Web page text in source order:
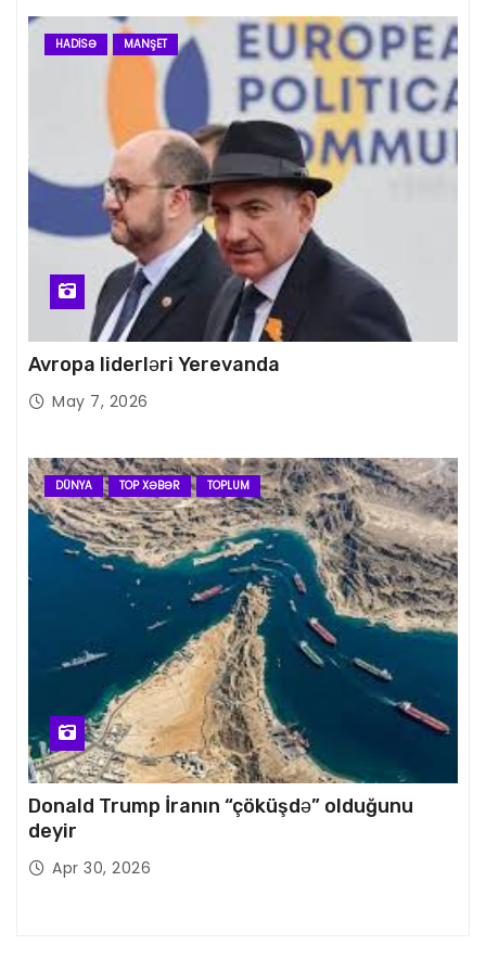
HADISƏ MANŞET
Avropa liderləri Yerevanda
May 7, 2026
DÜNYA TOP XƏBƏR TOPLUM
Donald Trump İranın “çöküşdə” olduğunu
deyir
Apr 30, 2026